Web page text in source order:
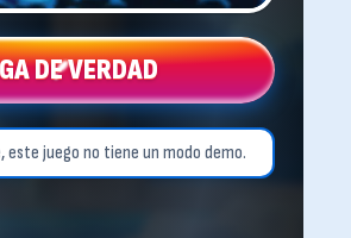
DE VERDAD
juego no tiene un modo demo.